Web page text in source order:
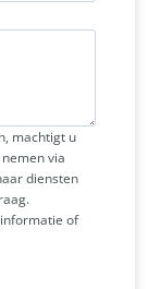
machtigt u
via
diensten
of